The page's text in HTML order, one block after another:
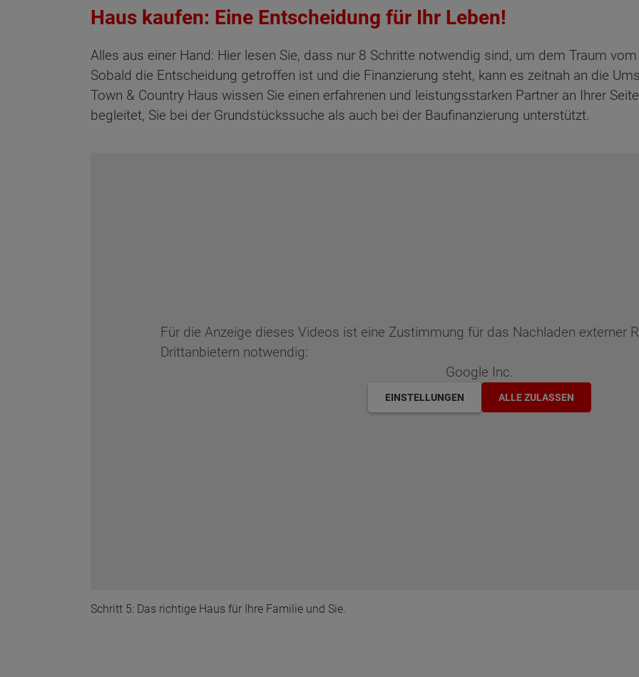
Haus kaufen: Eine Entscheidung für Ihr Leben!
Für die Anzeige dieses Videos ist eine Zustimmung für das Nachladen externer
Drittanbietern notwendig:
Google Inc.
EINSTELLUNGEN ALLE ZULASSEN
Schritt 5: Das richtige Haus für Ihre Familie und Sie.
Alles aus einer Hand: Hier lesen Sie, dass nur 8 Schritte notwendig sind, um dem Traum
Sobald die Entscheidung getroffen ist und die Finanzierung steht, kann es zeitnah an die
Town & Country Haus wissen Sie einen erfahrenen und leistungsstarken Partner an Ihrer
begleitet, Sie bei der Grundstückssuche als auch bei der Baufinanzierung unterstützt.